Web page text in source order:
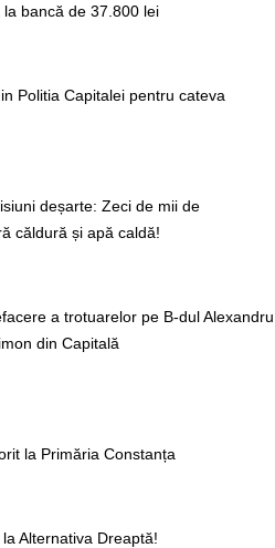
bancă de 37.800 lei
Politia Capitalei pentru cateva
deșarte: Zeci de mii de
căldură și apă caldă!
a trotuarelor pe B-dul Alexandru
din Capitală
la Primăria Constanța
Alternativa Dreaptă!